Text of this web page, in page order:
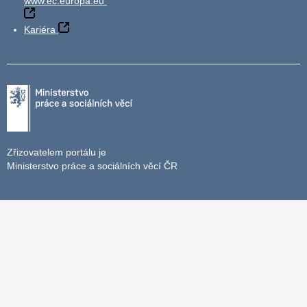
Kariéra
Zřizovatelem portálu je
Ministerstvo práce a sociálních věcí ČR